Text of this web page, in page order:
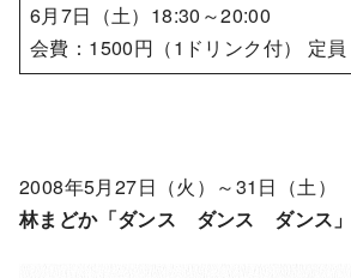
6月7日（土）18:30～20:00
会費：1500円（1ドリンク付） 定員
2008年5月27日（火）～31日（土）
林まどか「ダンス ダンス ダンス